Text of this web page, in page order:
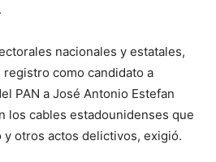
nacionales y estatales,
como candidato a
PAN a José Antonio Estefan
los cables estadounidenses que
y otros actos delictivos, exigió.